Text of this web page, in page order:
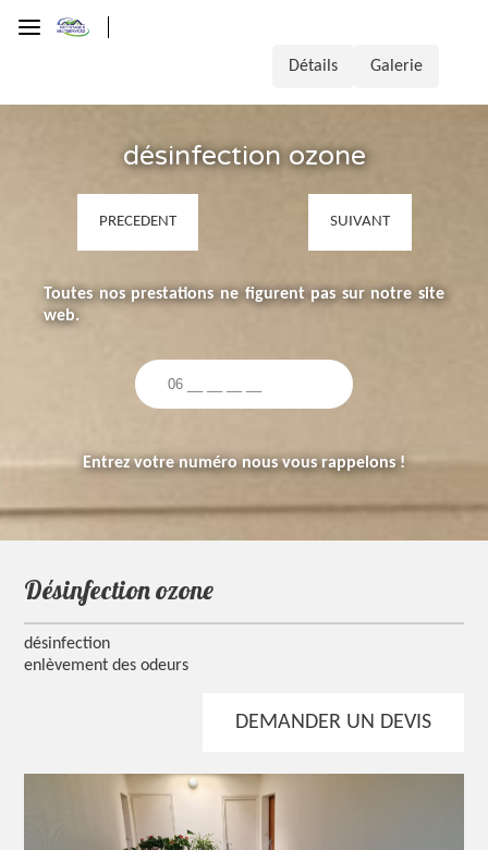
Détails Galerie
désinfection ozone
PRECEDENT SUIVANT
Toutes nos prestations ne figurent pas sur notre site
web.
Entrez votre numéro nous vous rappelons !
désinfection ozone
désinfection
enlèvement des odeurs
DEMANDER UN DEVIS